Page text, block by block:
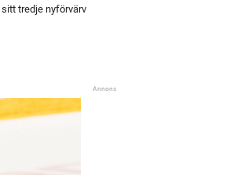
tredje nyförvärv